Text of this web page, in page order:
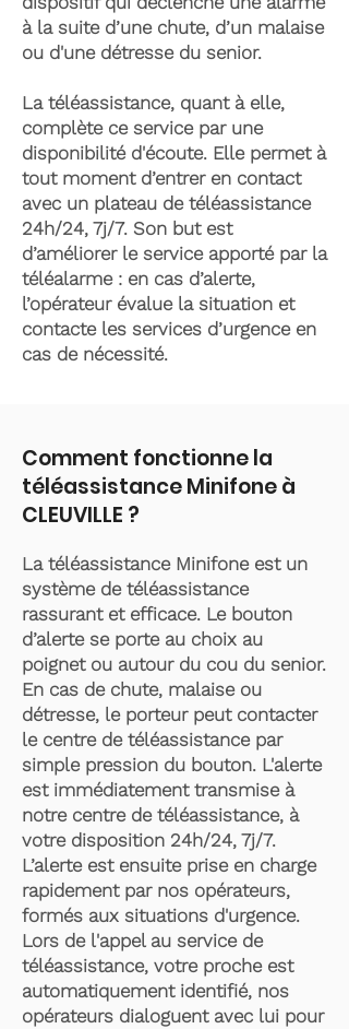
à la suite d’une chute, d’un malaise
ou d'une détresse du senior.
La téléassistance, quant à elle,
complète ce service par une
disponibilité d'écoute. Elle permet à
tout moment d’entrer en contact
avec un plateau de téléassistance
24h/24, 7j/7. Son but est
d’améliorer le service apporté par la
téléalarme : en cas d’alerte,
l’opérateur évalue la situation et
contacte les services d’urgence en
cas de nécessité.
Comment fonctionne la
téléassistance Minifone à
CLEUVILLE ?
La téléassistance Minifone est un
système de téléassistance
rassurant et efficace. Le bouton
d’alerte se porte au choix au
poignet ou autour du cou du senior.
En cas de chute, malaise ou
détresse, le porteur peut contacter
le centre de téléassistance par
simple pression du bouton. L'alerte
est immédiatement transmise à
notre centre de téléassistance, à
votre disposition 24h/24, 7j/7.
L’alerte est ensuite prise en charge
rapidement par nos opérateurs,
formés aux situations d'urgence.
Lors de l'appel au service de
téléassistance, votre proche est
automatiquement identifié, nos
opérateurs dialoguent avec lui pour